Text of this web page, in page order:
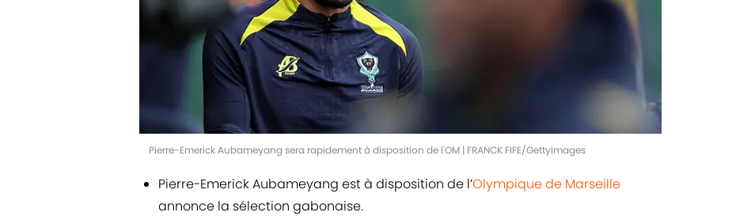
Pierre-Emerick Aubameyang sera rapidement à disposition de l'OM | FRANCK FIFE/GettyImages
Pierre-Emerick Aubameyang est à disposition de l’Olympique de Marseille
annonce la sélection gabonaise.